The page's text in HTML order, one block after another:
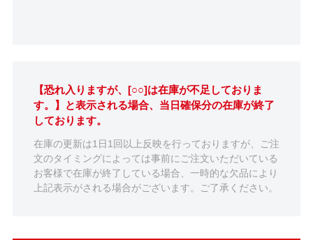
【恐れ入りますが、[○○]は在庫が不足しておりま
す。】と表示される場合、当日確保分の在庫が終了
しております。
在庫の更新は1日1回以上反映を行っておりますが、ご注
文のタイミングによっては事前にご注文いただいている
お客様で在庫が終了している場合、一時的な欠品により
上記表示がされる場合がございます。ご了承ください。